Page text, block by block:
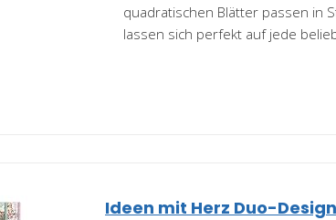
quadratischen Blätter passen in
lassen sich perfekt auf jede
Ideen mit Herz Duo-